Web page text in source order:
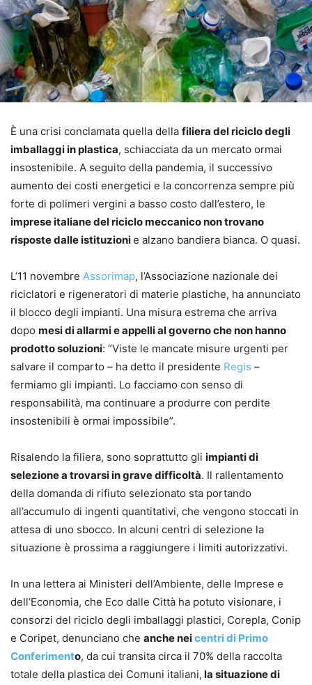
È una crisi conclamata quella della filiera del riciclo degli
imballaggi in plastica, schiacciata da un mercato ormai
insostenibile. A seguito della pandemia, il successivo
aumento dei costi energetici e la concorrenza sempre più
forte di polimeri vergini a basso costo dall’estero, le
imprese italiane del riciclo meccanico non trovano
risposte dalle istituzionie alzano bandiera bianca. O quasi.
L’11 novembre Assorimap, l’Associazione nazionale dei
riciclatori e rigeneratori di materie plastiche, ha annunciato
il blocco degli impianti. Una misura estrema che arriva
dopo mesi di allarmi e appelli al governo che non hanno
prodotto soluzioni: “Viste le mancate misure urgenti per
salvare il comparto – ha detto il presidente Regis –
fermiamo gli impianti. Lo facciamo con senso di
responsabilità, ma continuare a produrre con perdite
insostenibili è ormai impossibile”.
Risalendo la filiera, sono soprattutto gli impianti di
selezione a trovarsi in grave difficoltà. Il rallentamento
della domanda di rifiuto selezionato sta portando
all’accumulo di ingenti quantitativi, che vengono stoccati in
attesa di uno sbocco. In alcuni centri di selezione la
situazione è prossima a raggiungere i limiti autorizzativi.
In una lettera ai Ministeri dell’Ambiente, delle Imprese e
dell’Economia, che Eco dalle Città ha potuto visionare, i
consorzi del riciclo degli imballaggi plastici, Corepla, Conip
e Coripet, denunciano che anche neicentri di Primo
Conferimento, da cui transita circa il 70% della raccolta
totale della plastica dei Comuni italiani, la situazione di